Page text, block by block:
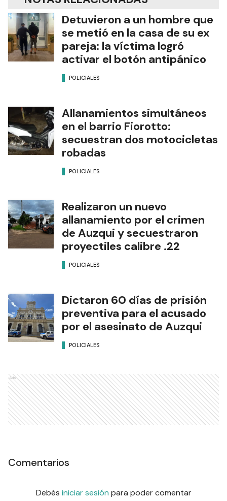
Detuvieron a un hombre que
se metió en la casa de su ex
pareja: la víctima logró
activar el botón antipánico
POLICIALES
Allanamientos simultáneos
en el barrio Fiorotto:
secuestran dos motocicletas
robadas
POLICIALES
Realizaron un nuevo
allanamiento por el crimen
de Auzqui y secuestraron
proyectiles calibre .22
POLICIALES
Dictaron 60 días de prisión
preventiva para el acusado
por el asesinato de Auzqui
POLICIALES
Ads
Comentarios
Debés iniciar sesión para poder comentar